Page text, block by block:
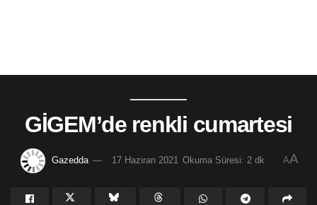
GİGEM’de renkli cumartesi
Gazedda 17 Haziran 2021 Okuma Süresi: 2 dk AA